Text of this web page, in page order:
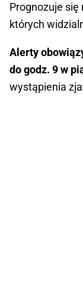
Prognozuje się
których
Alerty
do godz. 9 w
wystąpienia